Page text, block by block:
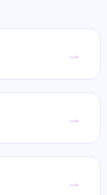
→
→
→